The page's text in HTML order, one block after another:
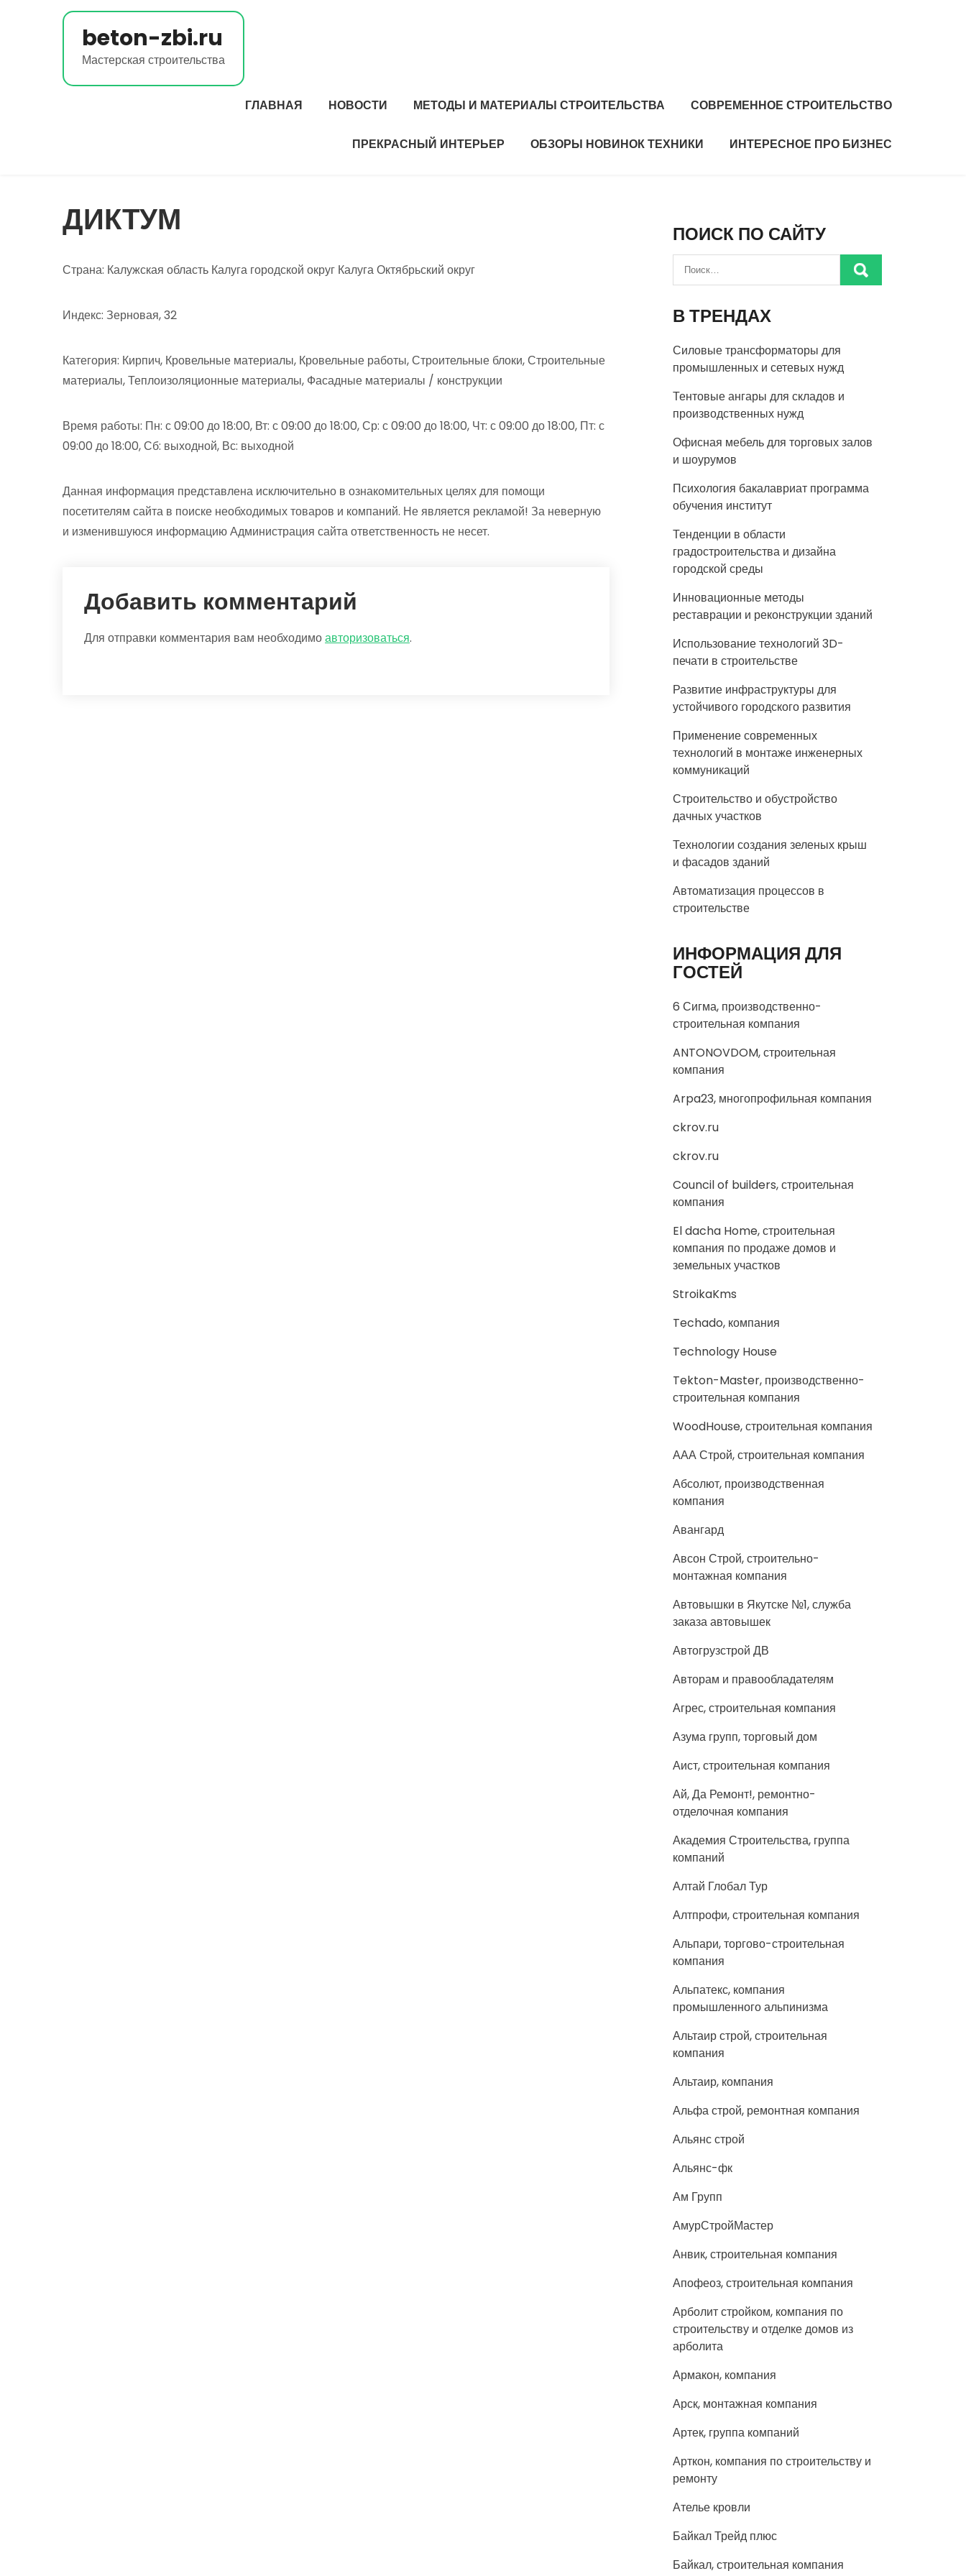
beton-zbi.ru
Мастерская строительства
ГЛАВНАЯ НОВОСТИ МЕТОДЫ И МАТЕРИАЛЫ СТРОИТЕЛЬСТВА СОВРЕМЕННОЕ СТРОИТЕЛЬСТВО
ПРЕКРАСНЫЙ ИНТЕРЬЕР ОБЗОРЫ НОВИНОК ТЕХНИКИ ИНТЕРЕСНОЕ ПРО БИЗНЕС
ДИКТУМ
Страна: Калужская область Калуга городской округ Калуга Октябрьский округ
Индекс: Зерновая, 32
Категория: Кирпич, Кровельные материалы, Кровельные работы, Строительные блоки, Строительные
материалы, Теплоизоляционные материалы, Фасадные материалы / конструкции
Время работы: Пн: с 09:00 до 18:00, Вт: с 09:00 до 18:00, Ср: с 09:00 до 18:00, Чт: с 09:00 до 18:00, Пт: с
09:00 до 18:00, Сб: выходной, Вс: выходной
Данная информация представлена исключительно в ознакомительных целях для помощи
посетителям сайта в поиске необходимых товаров и компаний. Не является рекламой! За неверную
и изменившуюся информацию Администрация сайта ответственность не несет.
Добавить комментарий
Для отправки комментария вам необходимоавторизоваться.
ПОИСК ПО САЙТУ
В ТРЕНДАХ
Силовые трансформаторы для
промышленных и сетевых нужд
Тентовые ангары для складов и
производственных нужд
Офисная мебель для торговых залов
и шоурумов
Психология бакалавриат программа
обучения институт
Тенденции в области
градостроительства и дизайна
городской среды
Инновационные методы
реставрации и реконструкции зданий
Использование технологий 3D-
печати в строительстве
Развитие инфраструктуры для
устойчивого городского развития
Применение современных
технологий в монтаже инженерных
коммуникаций
Строительство и обустройство
дачных участков
Технологии создания зеленых крыш
и фасадов зданий
Автоматизация процессов в
строительстве
ИНФОРМАЦИЯ ДЛЯ
ГОСТЕЙ
6 Сигма, производственно-
строительная компания
ANTONOVDOM, строительная
компания
Arpa23, многопрофильная компания
ckrov.ru
ckrov.ru
Council of builders, строительная
компания
El dacha Home, строительная
компания по продаже домов и
земельных участков
StroikaKms
Techado, компания
Technology House
Tekton-Master, производственно-
строительная компания
WoodHouse, строительная компания
ААА Строй, строительная компания
Абсолют, производственная
компания
Авангард
Авсон Строй, строительно-
монтажная компания
Автовышки в Якутске №1, служба
заказа автовышек
Автогрузстрой ДВ
Авторам и правообладателям
Агрес, строительная компания
Азума групп, торговый дом
Аист, строительная компания
Ай, Да Ремонт!, ремонтно-
отделочная компания
Академия Строительства, группа
компаний
Алтай Глобал Тур
Алтпрофи, строительная компания
Альпари, торгово-строительная
компания
Альпатекс, компания
промышленного альпинизма
Альтаир строй, строительная
компания
Альтаир, компания
Альфа строй, ремонтная компания
Альянс строй
Альянс-фк
Ам Групп
АмурСтройМастер
Анвик, строительная компания
Апофеоз, строительная компания
Арболит стройком, компания по
строительству и отделке домов из
арболита
Армакон, компания
Арск, монтажная компания
Артек, группа компаний
Арткон, компания по строительству и
ремонту
Ателье кровли
Байкал Трейд плюс
Байкал, строительная компания